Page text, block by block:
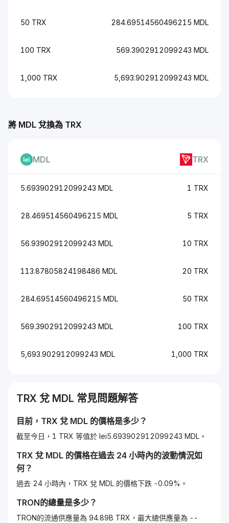
50 TRX 284.69514560496215 MDL
100 TRX 569.3902912099243 MDL
1,000 TRX 5,693.902912099243 MDL
將 MDL 兌換為 TRX
MDL TRX
5.693902912099243 MDL 1 TRX
28.469514560496215 MDL 5 TRX
56.93902912099243 MDL 10 TRX
113.87805824198486 MDL 20 TRX
284.69514560496215 MDL 50 TRX
569.3902912099243 MDL 100 TRX
5,693.902912099243 MDL 1,000 TRX
TRX 兌 MDL 常見問題解答
目前， TRX 兌 MDL 的價格是多少？
截至今日，1 TRX 等值於 lei5.693902912099243 MDL。
TRX 兌 MDL 的價格在過去 24 小時內的波動情況如
何？
過去 24 小時內，TRX 兌 MDL 的價格下跌 -0.09%。
TRON的總量是多少？
TRON的流通供應量為 94.89B TRX，最大總供應量為 --